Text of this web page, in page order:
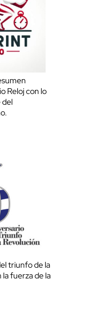
Reloj con lo
del
triunfo de la
fuerza de la